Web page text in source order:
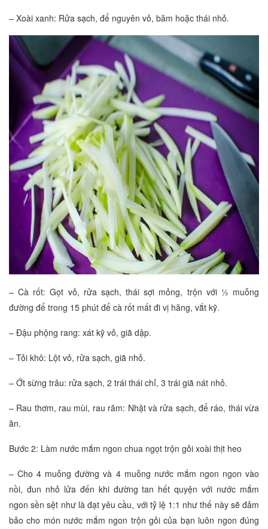
– Xoài xanh: Rửa sạch, để nguyên vỏ, băm hoặc thái nhỏ.
– Cà rốt: Gọt vỏ, rửa sạch, thái sợi mỏng, trộn với ½ muỗng
đường để trong 15 phút để cà rốt mất đi vị hăng, vắt kỹ.
– Đậu phộng rang: xát kỹ vỏ, giã dập.
– Tỏi khô: Lột vỏ, rửa sạch, giã nhỏ.
– Ớt sừng trâu: rửa sạch, 2 trái thái chỉ, 3 trái giã nát nhỏ.
– Rau thơm, rau mùi, rau răm: Nhặt và rửa sạch, để ráo, thái vừa
ăn.
Bước 2: Làm nước mắm ngon chua ngọt trộn gỏi xoài thịt heo
– Cho 4 muỗng đường và 4 muỗng nước mắm ngon ngon vào
nồi, đun nhỏ lửa đến khi đường tan hết quyện với nước mắm
ngon sền sệt như là đạt yêu cầu, với tỷ lệ 1:1 như thế này sẽ đảm
bảo cho món nước mắm ngon trộn gỏi của bạn luôn ngon đúng